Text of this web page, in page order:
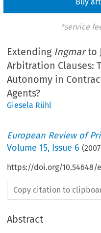
*service
Extending Ingmarto
Arbitration Clauses:
Autonomy in
Agents?
Giesela Rühl
European Review of
Volume15, Issue 6 (2007
https://doi.org/10.54648/
Copy citation to
Abstract